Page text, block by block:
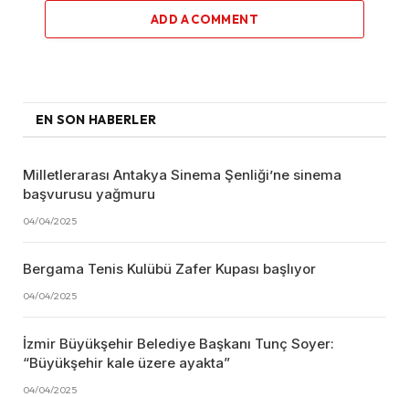
ADD A COMMENT
EN SON HABERLER
Milletlerarası Antakya Sinema Şenliği’ne sinema
başvurusu yağmuru
04/04/2025
Bergama Tenis Kulübü Zafer Kupası başlıyor
04/04/2025
İzmir Büyükşehir Belediye Başkanı Tunç Soyer:
“Büyükşehir kale üzere ayakta”
04/04/2025